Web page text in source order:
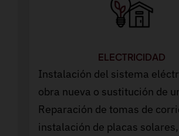
ELECTRICIDAD
Instalación del sistema
obra nueva o sustitución de
Reparación de tomas de
instalación de placas